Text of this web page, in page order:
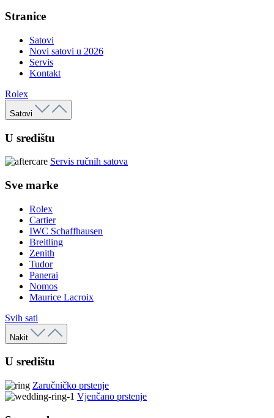
Stranice
Satovi
Novi satovi u 2026
Servis
Kontakt
Rolex
Satovi
U središtu
Servis ručnih satova
Sve marke
Rolex
Cartier
IWC Schaffhausen
Breitling
Zenith
Tudor
Panerai
Nomos
Maurice Lacroix
Svih sati
Nakit
U središtu
Zaručničko prstenje
Vjenčano prstenje